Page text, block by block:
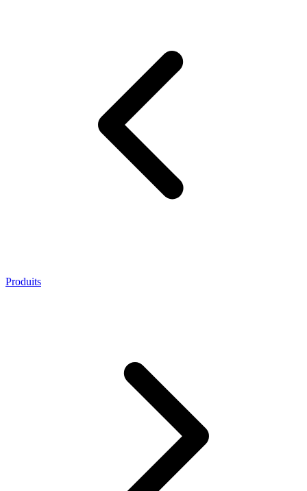
Produits